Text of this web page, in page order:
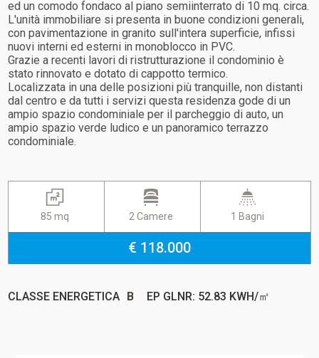
ed un comodo fondaco al piano semiinterrato di 10 mq. circa.
L'unità immobiliare si presenta in buone condizioni generali,
con pavimentazione in granito sull'intera superficie, infissi
nuovi interni ed esterni in monoblocco in PVC.
Grazie a recenti lavori di ristrutturazione il condominio è
stato rinnovato e dotato di cappotto termico.
Localizzata in una delle posizioni più tranquille, non distanti
dal centro e da tutti i servizi questa residenza gode di un
ampio spazio condominiale per il parcheggio di auto, un
ampio spazio verde ludico e un panoramico terrazzo
condominiale.
85 mq 2 Camere 1 Bagni
€ 118.000
CLASSE ENERGETICA B EP GLNR: 52.83 KWH/㎡